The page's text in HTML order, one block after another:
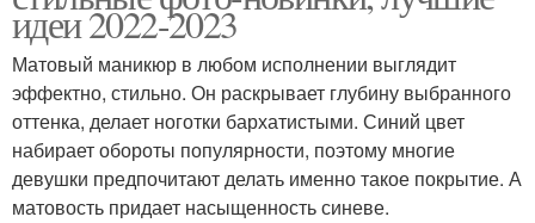
идеи 2022-2023
Матовый маникюр в любом исполнении выглядит
эффектно, стильно. Он раскрывает глубину выбранного
оттенка, делает ноготки бархатистыми. Синий цвет
набирает обороты популярности, поэтому многие
девушки предпочитают делать именно такое покрытие. А
матовость придает насыщенность синеве.